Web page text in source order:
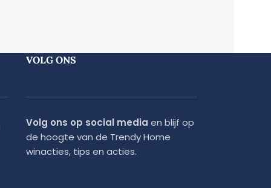
VOLG ONS
Volg ons op social media en blijf op
de hoogte van de Trendy Home
winacties, tips en acties.